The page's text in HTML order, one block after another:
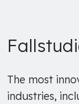
The most
industries,